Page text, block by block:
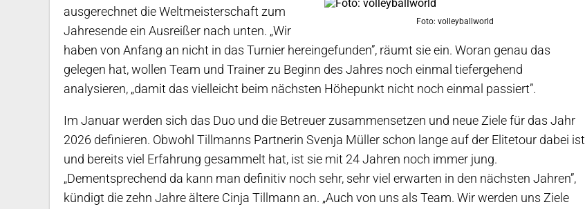
Foto: volleyballworld
ausgerechnet die Weltmeisterschaft zum
Jahresende ein Ausreißer nach unten. „Wir
haben von Anfang an nicht in das Turnier hereingefunden”, räumt sie ein. Woran genau das
gelegen hat, wollen Team und Trainer zu Beginn des Jahres noch einmal tiefergehend
analysieren, „damit das vielleicht beim nächsten Höhepunkt nicht noch einmal passiert”.
Im Januar werden sich das Duo und die Betreuer zusammensetzen und neue Ziele für das Jahr
2026 definieren. Obwohl Tillmanns Partnerin Svenja Müller schon lange auf der Elitetour dabei ist
und bereits viel Erfahrung gesammelt hat, ist sie mit 24 Jahren noch immer jung.
„Dementsprechend da kann man definitiv noch sehr, sehr viel erwarten in den nächsten Jahren”,
kündigt die zehn Jahre ältere Cinja Tillmann an. „Auch von uns als Team. Wir werden uns Ziele